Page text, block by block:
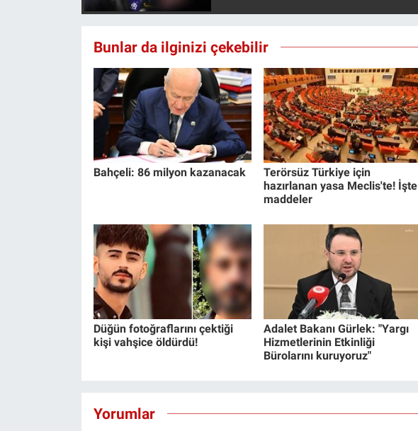
Bunlar da ilginizi çekebilir
Bahçeli: 86 milyon kazanacak
Terörsüz Türkiye için
hazırlanan yasa Meclis'te! İşte
maddeler
Düğün fotoğraflarını çektiği
kişi vahşice öldürdü!
Adalet Bakanı Gürlek: "Yargı
Hizmetlerinin Etkinliği
Bürolarını kuruyoruz"
Yorumlar